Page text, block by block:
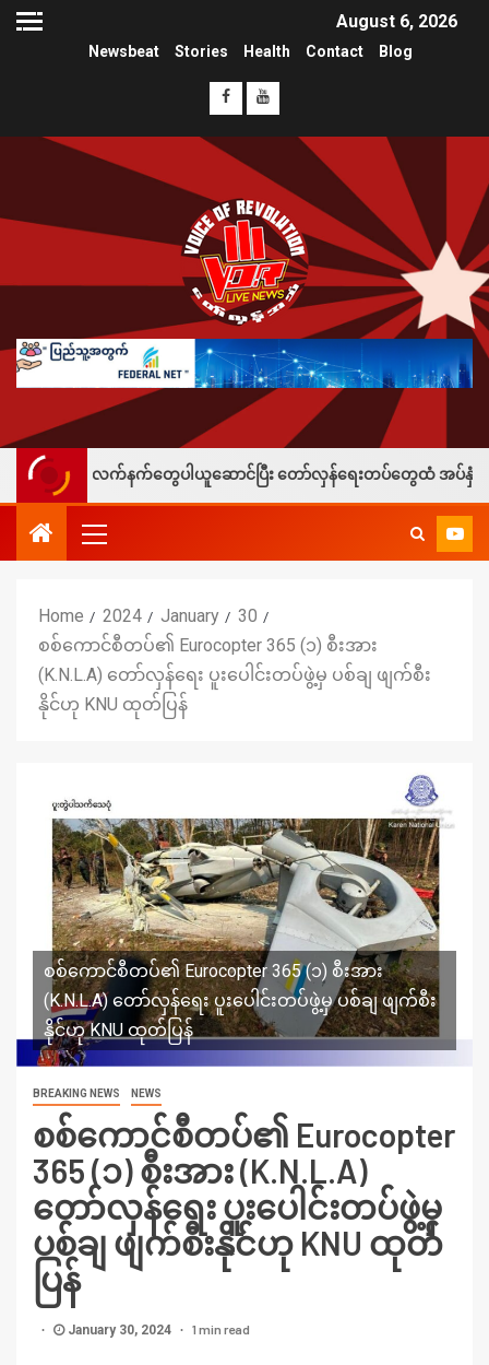
August 6, 2026
Newsbeat Stories Health Contact Blog
က်နက်တွေပါယူဆောင်ပြီး တော်လှန်ရေးတပ်တွေထံ အပ်နှံလို့ သိန်းတစ်ရာ
Home 2024 January
30
စစ်ကောင်စီတပ်၏ Eurocopter 365 (၁) စီးအား
(K.N.L.A) တော်လှန်ရေး ပူးပေါင်းတပ်ဖွဲ့မှ ပစ်ချ ဖျက်စီး
နိုင်ဟု KNU ထုတ်ပြန်
စစ်ကောင်စီတပ်၏ Eurocopter 365 (၁) စီးအား
(K.N.L.A) တော်လှန်ရေး ပူးပေါင်းတပ်ဖွဲ့မှ ပစ်ချ ဖျက်စီး
နိုင်ဟု KNU ထုတ်ပြန်
BREAKING NEWS NEWS
စစ်ကောင်စီတပ်၏ Eurocopter
365 (၁) စီးအား (K.N.L.A)
တော်လှန်ရေး ပူးပေါင်းတပ်ဖွဲ့မှ
ပစ်ချ ဖျက်စီးနိုင်ဟု KNU ထုတ်
ပြန်
January 30, 2024 1 min read